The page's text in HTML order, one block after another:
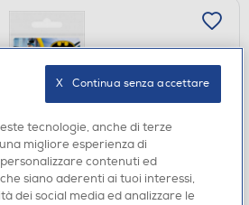
Batman Logo RK38190C
tecnologie, anche di terze
migliore esperienza di
contenuti ed
siano aderenti ai tuoi interessi,
dei social media ed analizzare le
X   Continua senza accettare